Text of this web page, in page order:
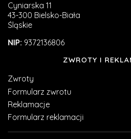
Cyniarska 11
43-300 Bielsko-Biała
Śląskie
NIP: 9372136806
Linki w stopceZWROTY I
Zwroty
Formularz zwrotu
Reklamacje
Formularz reklamacji